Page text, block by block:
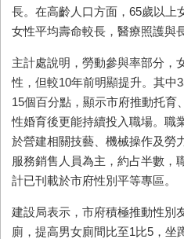
長。在高齡人口方面，65歲以上
女性平均壽命較長，醫療照護與
主計處說明，勞動參與率部分，
性，但較10年前明顯提升。其中
15個百分點，顯示市府推動托育
性婚育後更能持續投入職場。職
於營建相關技藝、機械操作及勞
服務銷售人員為主，約占半數，
計已刊載於市府性別平等專區。
建設局表示，市府積極推動性別
廁，提高男女廁間比至1比5，坐